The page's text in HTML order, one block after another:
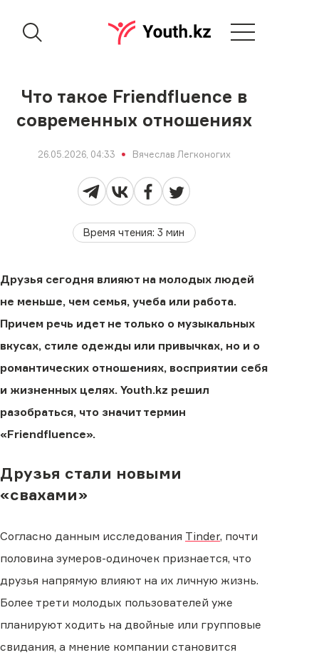
Что такое Friendfluence в
современных отношениях
26.05.2026, 04:33 Вячеслав Легконогих
Время чтения:3 мин
Друзья сегодня влияют на молодых людей
не меньше, чем семья, учеба или работа.
Причем речь идет не только о музыкальных
вкусах, стиле одежды или привычках, но и о
романтических отношениях, восприятии себя
и жизненных целях. Youth.kz решил
разобраться, что значит термин
«Friendfluence».
Друзья стали новыми
«свахами»
Согласно данным исследования Tinder, почти
половина зумеров-одиночек признается, что
друзья напрямую влияют на их личную жизнь.
Более трети молодых пользователей уже
планируют ходить на двойные или групповые
свидания, а мнение компании становится